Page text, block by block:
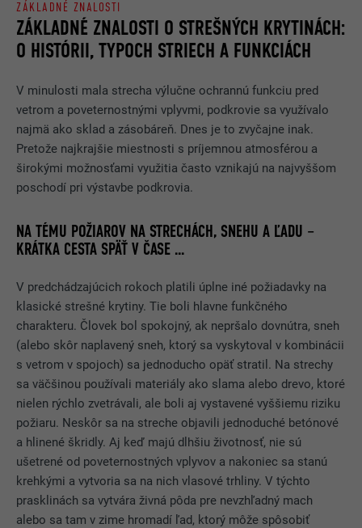
ZÁKLADNÉ ZNALOSTI O STREŠNÝCH KRYTINÁCH:
O HISTÓRII, TYPOCH STRIECH A FUNKCIÁCH
ZÁKLADNÉ ZNALOSTI
V minulosti mala strecha výlučne ochrannú funkciu pred
vetrom a poveternostnými vplyvmi, podkrovie sa využívalo
najmä ako sklad a zásobáreň. Dnes je to zvyčajne inak.
Pretože najkrajšie miestnosti s príjemnou atmosférou a
širokými možnosťami využitia často vznikajú na najvyššom
poschodí pri výstavbe podkrovia.
NA TÉMU POŽIAROV NA STRECHÁCH, SNEHU A ĽADU –
KRÁTKA CESTA SPÄŤ V ČASE ...
V predchádzajúcich rokoch platili úplne iné požiadavky na
klasické strešné krytiny. Tie boli hlavne funkčného
charakteru. Človek bol spokojný, ak nepršalo dovnútra, sneh
(alebo skôr naplavený sneh, ktorý sa vyskytoval v kombinácii
s vetrom v spojoch) sa jednoducho opäť stratil. Na strechy
sa väčšinou používali materiály ako slama alebo drevo, ktoré
nielen rýchlo zvetrávali, ale boli aj vystavené vyššiemu riziku
požiaru. Neskôr sa na streche objavili jednoduché betónové
a hlinené škridly. Aj keď majú dlhšiu životnosť, nie sú
ušetrené od poveternostných vplyvov a nakoniec sa stanú
krehkými a vytvoria sa na nich vlasové trhliny. V týchto
prasklinách sa vytvára živná pôda pre nevzhľadný mach
alebo sa tam v zime hromadí ľad, ktorý môže spôsobiť